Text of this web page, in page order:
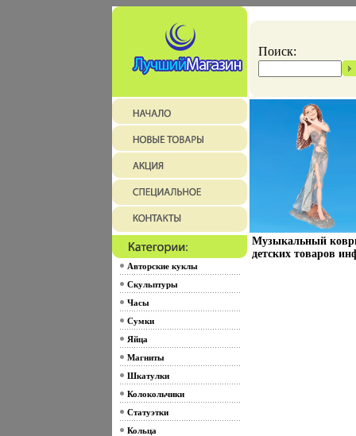
Поиск:
Авторские куклы
Скульптуры
Часы
Сумки
Яйца
Магниты
Шкатулки
Колокольчики
Статуэтки
Кольца
Музыкальный
детских товаров